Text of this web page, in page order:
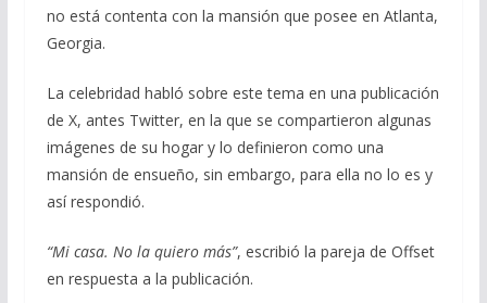
no está contenta con la mansión que posee en Atlanta,
Georgia.
La celebridad habló sobre este tema en una publicación
de X, antes Twitter, en la que se compartieron algunas
imágenes de su hogar y lo definieron como una
mansión de ensueño, sin embargo, para ella no lo es y
así respondió.
“Mi casa. No la quiero más”, escribió la pareja de Offset
en respuesta a la publicación.